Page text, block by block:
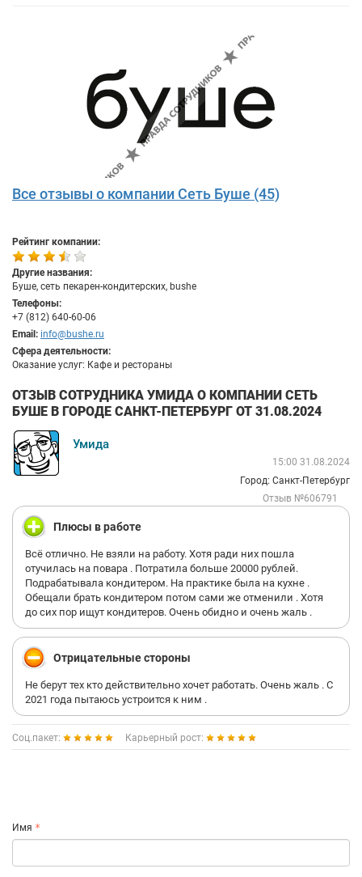
Все отзывы о компании Сеть Буше (45)
Рейтинг компании:
Другие названия:
Буше, сеть пекарен-кондитерских, bushe
Телефоны:
+7 (812) 640-60-06
Email: info@bushe.ru
Сфера деятельности:
Оказание услуг: Кафе и рестораны
ОТЗЫВ СОТРУДНИКА УМИДА О КОМПАНИИ СЕТЬ
БУШЕ В ГОРОДЕ САНКТ-ПЕТЕРБУРГ ОТ 31.08.2024
Умида
15:00 31.08.2024
Город: Санкт-Петербург
Отзыв №606791
Плюсы в работе
Всё отлично. Не взяли на работу. Хотя ради них пошла
отучилась на повара . Потратила больше 20000 рублей.
Подрабатывала кондитером. На практике была на кухне .
Обещали брать кондитером потом сами же отменили . Хотя
до сих пор ищут кондитеров. Очень обидно и очень жаль .
Отрицательные стороны
Не берут тех кто действительно хочет работать. Очень жаль . С
2021 года пытаюсь устроится к ним .
Соц.пакет: Карьерный рост:
Имя